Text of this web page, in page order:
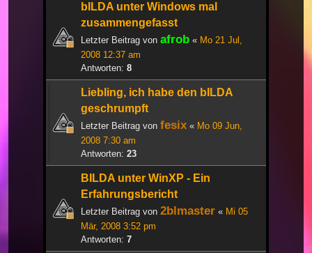
bILDA unter Windows mal
zusammengefasst
Letzter Beitrag von afrob « Mo 21 Jul,
2008 12:37 am
Antworten: 8
Liebling, ich habe den bILDA
geschrumpft
Letzter Beitrag von fesix « Mo 09 Jun,
2008 7:30 am
Antworten: 23
BILDA unter WinXP - Ein
Erfahrungsbericht
Letzter Beitrag von 2blmaster « Mi 05
Mär, 2008 3:52 pm
Antworten: 7